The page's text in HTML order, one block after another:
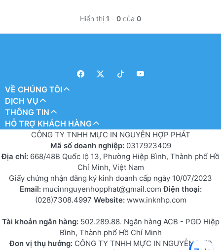
Hiển thị 1 - 0 của 0
VỀ CHÚNG TÔI
DỊCH VỤ
THÔNG TIN
HỖ TRỢ KHÁCH HÀNG
CÔNG TY TNHH MỰC IN NGUYỄN HỢP PHÁT
Mã số doanh nghiệp: 0317923409
Địa chỉ: 668/48B Quốc lộ 13, Phường Hiệp Bình, Thành phố Hồ
Chí Minh, Việt Nam
Giấy chứng nhận đăng ký kinh doanh cấp ngày 10/07/2023
Email: mucinnguyenhopphat@gmail.comĐiện thoại:
(028)7308.4997 Website: www.inknhp.com
Tài khoản ngân hàng: 502.289.88. Ngân hàng ACB - PGD Hiệp
Bình, Thành phố Hồ Chí Minh
Đơn vị thụ hưởng:CÔNG TY TNHH MỰC IN NGUYỄN HỢP